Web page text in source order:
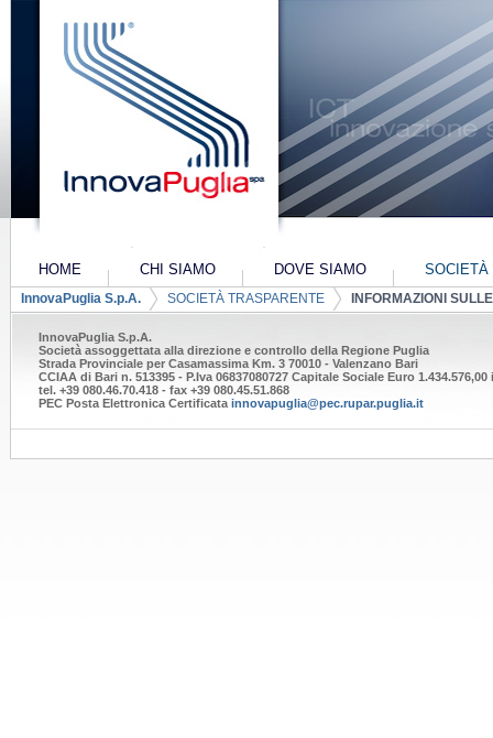
Navigazione
HOME
CHI SIAMO
PIANO INDUSTRIALE 2022-2024
PIANO
DOVE SIAMO
SOCIETÀ
ALTRI-
Breadcrumb
InnovaPuglia S.p.A. SOCIETÀ TRASPARENTE INFORMAZIONI
InnovaPuglia S.p.A.
Società assoggettata alla direzione e controllo della Regione Puglia
Strada Provinciale per Casamassima Km. 3 70010 - Valenzano Bari
CCIAA di Bari n. 513395 - P.Iva 06837080727 Capitale Sociale Euro
tel. +39 080.46.70.418 - fax +39 080.45.51.868
PEC Posta Elettronica Certificata innovapuglia@pec.rupar.puglia.it